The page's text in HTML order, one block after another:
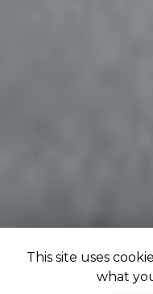
This site uses
what